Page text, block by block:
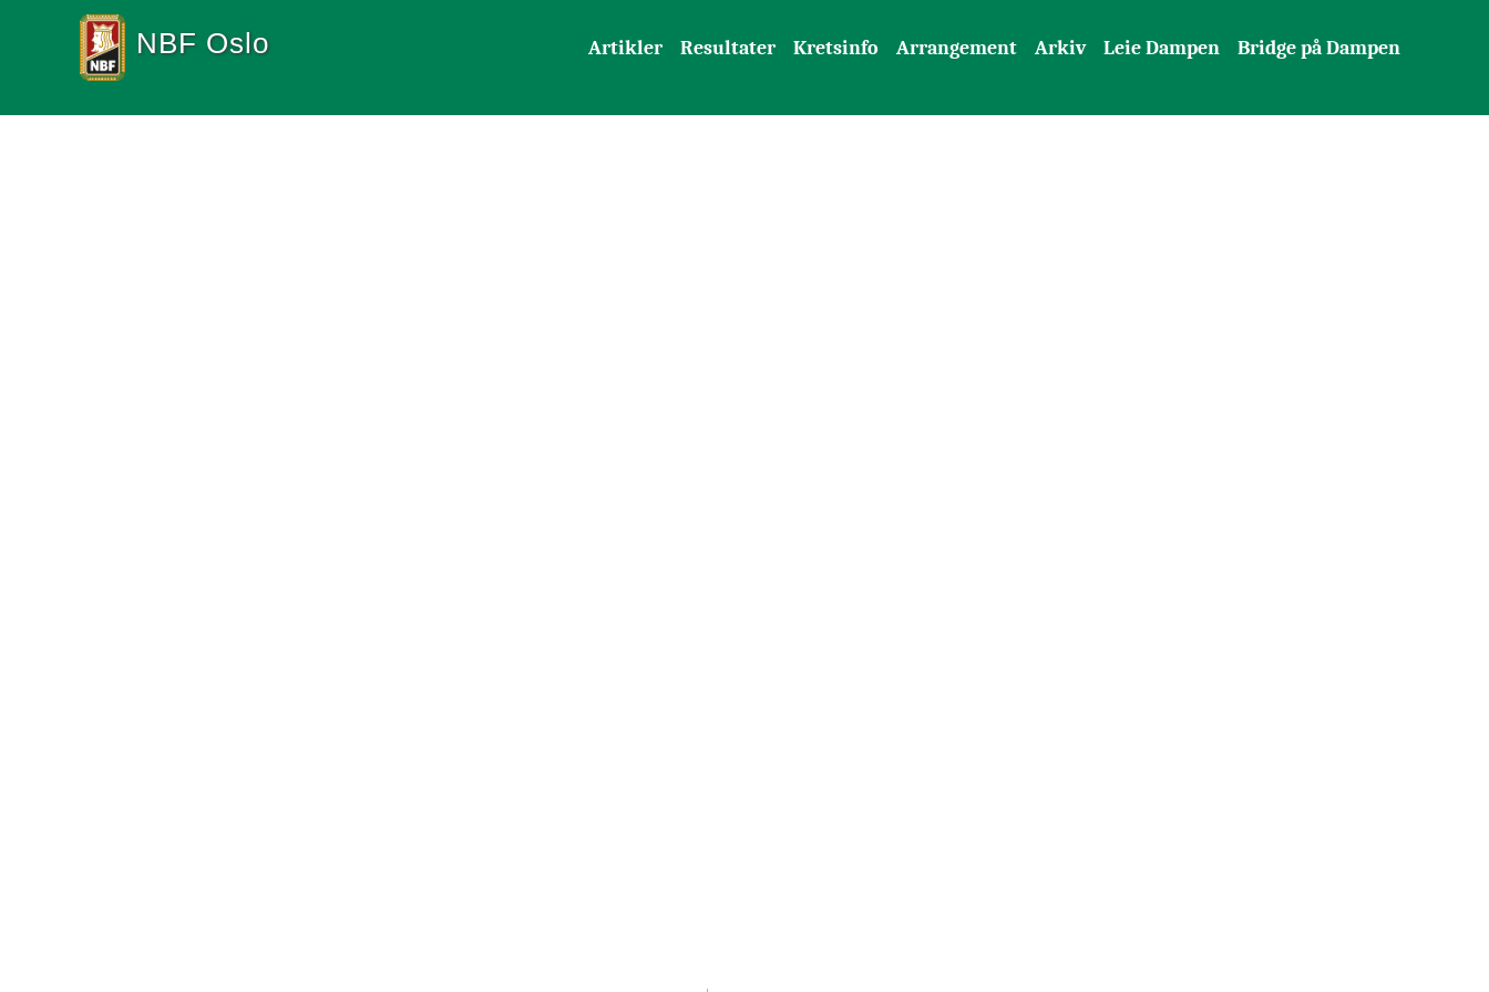
NBF Oslo Artikler Resultater Kretsinfo Arrangement Arkiv Leie Dampen Bridge på Dampen